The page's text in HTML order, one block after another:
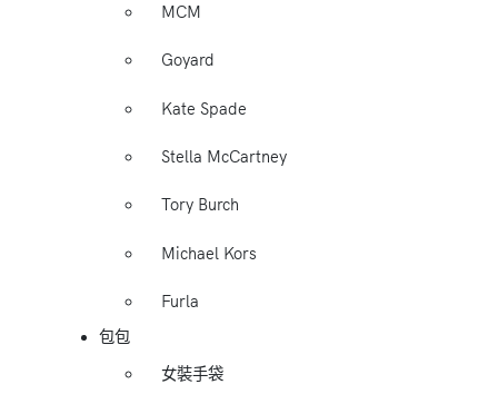
MCM
Goyard
Kate Spade
Stella McCartney
Tory Burch
Michael Kors
Furla
包包
女裝手袋